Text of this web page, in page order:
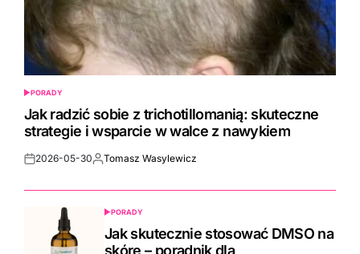
POSTED
IN
PORADY
Jak radzić sobie z trichotillomanią: skuteczne
strategie i wsparcie w walce z nawykiem
Post2026-05-30By:Tomasz Wasylewicz
POSTED
IN
PORADY
Jak skutecznie stosować DMSO na
skórę – poradnik dla